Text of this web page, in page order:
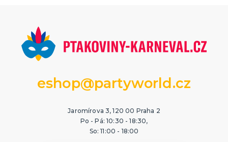
eshop@partyworld.cz
Jaromírova 3, 120 00 Praha 2
Po - Pá: 10:30 - 18:30,
So: 11:00 - 18:00